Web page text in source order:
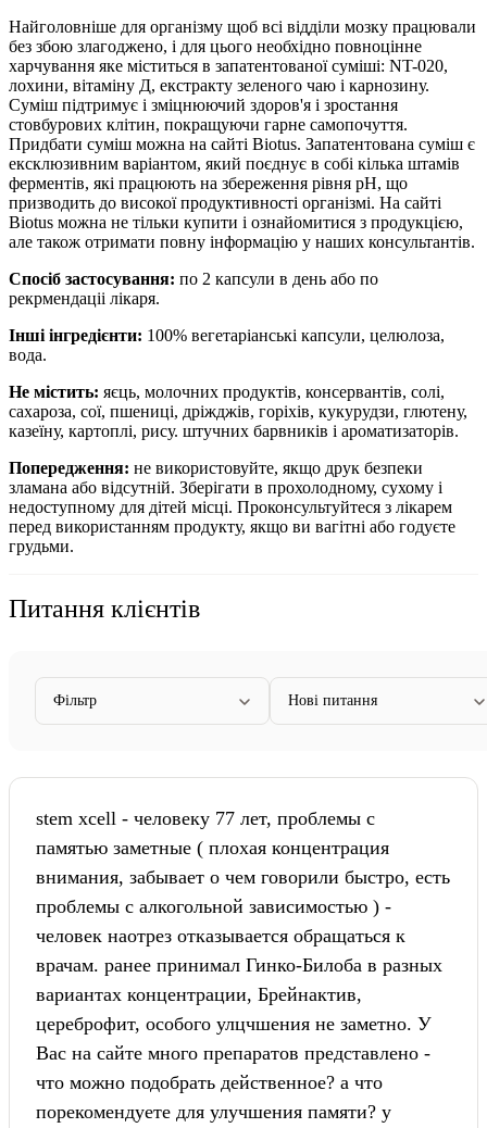
Найголовніше для організму щоб всі відділи мозку працювали
без збою злагоджено, і для цього необхідно повноцінне
харчування яке міститься в запатентованої суміші: NT-020,
лохини, вітаміну Д, екстракту зеленого чаю і карнозину.
Суміш підтримує і зміцнюючий здоров'я і зростання
стовбурових клітин, покращуючи гарне самопочуття.
Придбати суміш можна на сайті Biotus. Запатентована суміш є
ексклюзивним варіантом, який поєднує в собі кілька штамів
ферментів, які працюють на збереження рівня рН, що
призводить до високої продуктивності організмі. На сайті
Biotus можна не тільки купити і ознайомитися з продукцією,
але також отримати повну інформацію у наших консультантів.
Спосіб застосування: по 2 капсули в день або по
рекрмендаціі лікаря.
Інші інгредієнти: 100% вегетаріанські капсули, целюлоза,
вода.
Не містить: яєць, молочних продуктів, консервантів, солі,
сахароза, сої, пшениці, дріжджів, горіхів, кукурудзи, глютену,
казеїну, картоплі, рису. штучних барвників і ароматизаторів.
Попередження: не використовуйте, якщо друк безпеки
зламана або відсутній. Зберігати в прохолодному, сухому і
недоступному для дітей місці. Проконсультуйтеся з лікарем
перед використанням продукту, якщо ви вагітні або годуєте
грудьми.
Питання клієнтів
Фільтр Нові питання
stem xcell - человеку 77 лет, проблемы с
памятью заметные ( плохая концентрация
внимания, забывает о чем говорили быстро, есть
проблемы с алкогольной зависимостью ) -
человек наотрез отказывается обращаться к
врачам. ранее принимал Гинко-Билоба в разных
вариантах концентрации, Брейнактив,
цереброфит, особого улцчшения не заметно. У
Вас на сайте много препаратов представлено -
что можно подобрать действенное? а что
порекомендуете для улучшения памяти? у